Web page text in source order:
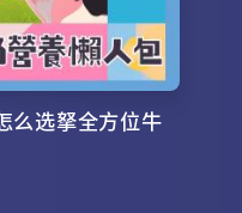
么选拏全方位牛